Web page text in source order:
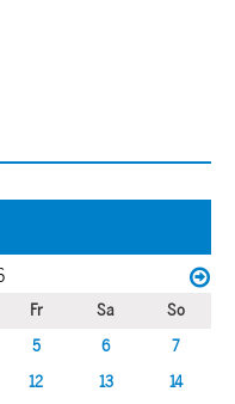
Fr Sa
So
5 6
7
12 13
14